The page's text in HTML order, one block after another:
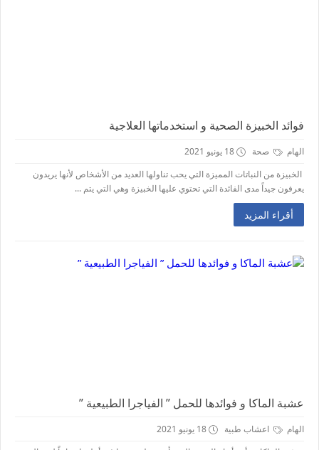
فوائد الخبيزة الصحية و استخدماتها العلاجية
الهام صحة
18 يونيو 2021
الخبيزة من النباتات المميزة التي يحب تناولها العديد من الأشخاص لأنها يريدون
يعرفون جيداً مدى الفائدة التي تحتوي عليها الخبيزة وهي التي يتم ...
أقراء المزيد
عشبة الماكا و فوائدها للحمل ” الفياجرا الطبيعية ”
الهام اعشاب طبية
18 يونيو 2021